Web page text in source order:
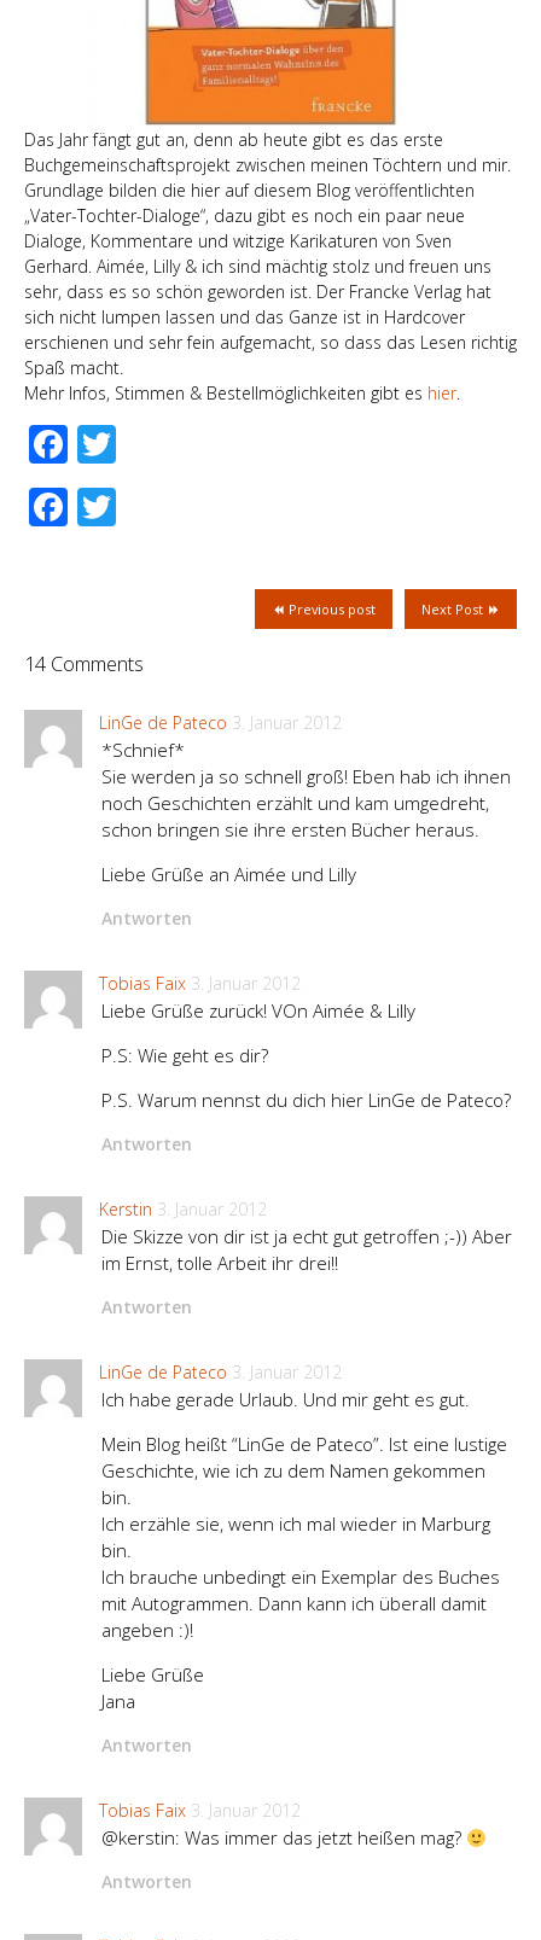
Das Jahr fängt gut an, denn ab heute gibt es das erste
Buchgemeinschaftsprojekt zwischen meinen Töchtern und mir.
Grundlage bilden die hier auf diesem Blog veröffentlichten
„Vater-Tochter-Dialoge“, dazu gibt es noch ein paar neue
Dialoge, Kommentare und witzige Karikaturen von Sven
Gerhard. Aimée, Lilly & ich sind mächtig stolz und freuen uns
sehr, dass es so schön geworden ist. Der Francke Verlag hat
sich nicht lumpen lassen und das Ganze ist in Hardcover
erschienen und sehr fein aufgemacht, so dass das Lesen richtig
Spaß macht.
Mehr Infos, Stimmen & Bestellmöglichkeiten gibt es hier.
Facebook
Facebook
Next Post
Previous post
14 Comments
LinGe de Pateco 3. Januar 2012
*Schnief*
Sie werden ja so schnell groß! Eben hab ich ihnen
noch Geschichten erzählt und kam umgedreht,
schon bringen sie ihre ersten Bücher heraus.
Liebe Grüße an Aimée und Lilly
Antworten
Tobias Faix 3. Januar 2012
Liebe Grüße zurück! VOn Aimée & Lilly
P.S: Wie geht es dir?
P.S. Warum nennst du dich hier LinGe de Pateco?
Antworten
Kerstin 3. Januar 2012
Die Skizze von dir ist ja echt gut getroffen ;-)) Aber
im Ernst, tolle Arbeit ihr drei!!
Antworten
LinGe de Pateco 3. Januar 2012
Ich habe gerade Urlaub. Und mir geht es gut.
Mein Blog heißt “LinGe de Pateco”. Ist eine lustige
Geschichte, wie ich zu dem Namen gekommen
bin.
Ich erzähle sie, wenn ich mal wieder in Marburg
bin.
Ich brauche unbedingt ein Exemplar des Buches
mit Autogrammen. Dann kann ich überall damit
angeben :)!
Liebe Grüße
Jana
Antworten
Tobias Faix 3. Januar 2012
@kerstin: Was immer das jetzt heißen mag?
Antworten